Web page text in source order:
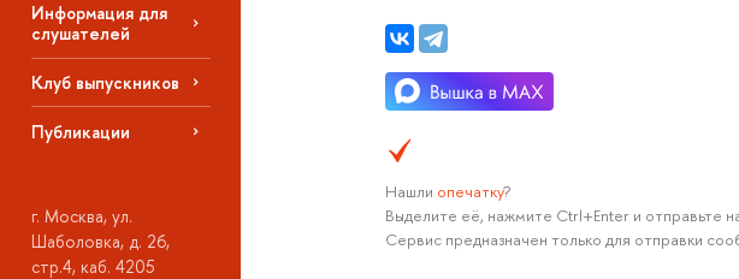
Информация для
слушателей
Клуб выпускнико
Публикации
. Москва, ул.
Шаболовка, д. 26,
стр.4, каб. 4205
Нашли опечатку?
ыделите её, нажмите Ctrl+Enter и отправьте
Сервис предназначен только для отправки